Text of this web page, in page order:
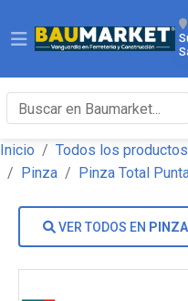
Inicio Todos los productos
Pinza
Pinza Total
VER TODOS EN PINZA